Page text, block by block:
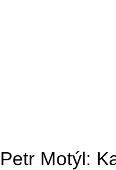
Petr Motýl: